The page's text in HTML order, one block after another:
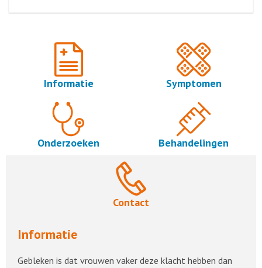
Informatie Symptomen
Onderzoeken Behandelingen
Contact
Informatie
Gebleken is dat vrouwen vaker deze klacht hebben dan